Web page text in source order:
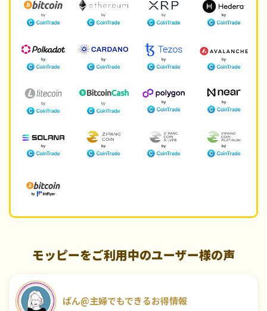
モッピーをご利用中のユーザー様の声
ぱん@主婦でもできるお得情報